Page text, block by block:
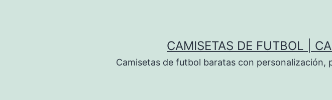
CAMISETAS DE FUTBOL |
Camisetas de futbol baratas con personalización,